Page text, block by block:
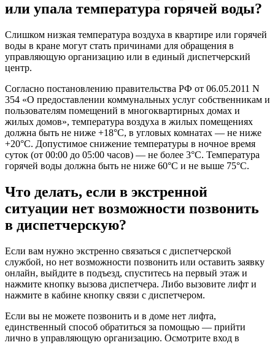
или упала температура горячей воды?
Слишком низкая температура воздуха в квартире или горячей
воды в кране могут стать причинами для обращения в
управляющую организацию или в единый диспетчерский
центр.
Согласно постановлению правительства РФ от 06.05.2011 N
354 «О предоставлении коммунальных услуг собственникам и
пользователям помещений в многоквартирных домах и
жилых домов», температура воздуха в жилых помещениях
должна быть не ниже +18°С, в угловых комнатах — не ниже
+20°С. Допустимое снижение температуры в ночное время
суток (от 00:00 до 05:00 часов) — не более 3°C. Температура
горячей воды должна быть не ниже 60°С и не выше 75°С.
Что делать, если в экстренной
ситуации нет возможности позвонить
в диспетчерскую?
Если вам нужно экстренно связаться с диспетчерской
службой, но нет возможности позвонить или оставить заявку
онлайн, выйдите в подъезд, спуститесь на первый этаж и
нажмите кнопку вызова диспетчера. Либо вызовите лифт и
нажмите в кабине кнопку связи с диспетчером.
Если вы не можете позвонить и в доме нет лифта,
единственный способ обратиться за помощью — прийти
лично в управляющую организацию. Осмотрите вход в